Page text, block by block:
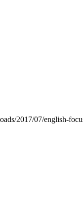
2017/07/english-